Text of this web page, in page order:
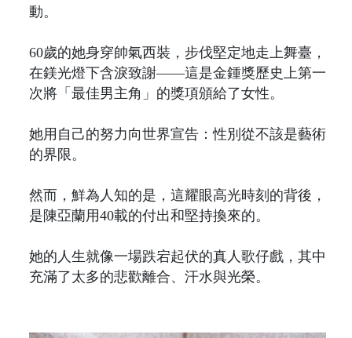
動。
60歲的她身穿帥氣西裝，步伐堅定地走上舞臺，
在鎂光燈下含淚致謝——這是金鍾獎歷史上第一
次將「最佳男主角」的獎項頒給了女性。
她用自己的努力向世界宣告：性別從不該是藝術
的界限。
然而，鮮為人知的是，這耀眼高光時刻的背後，
是陳亞蘭用40載的付出和堅持換來的。
她的人生就像一場跌宕起伏的真人歌仔戲，其中
充滿了太多的悲歡離合、汗水與光榮。